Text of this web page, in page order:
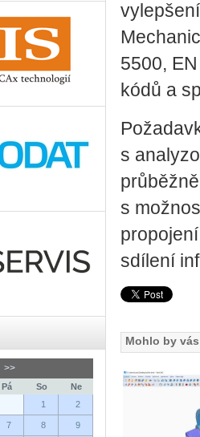
>>
Pá So
Ne
1
2
7 8 9
5500,
kódů a
s
s
sdílení
Mohlo by